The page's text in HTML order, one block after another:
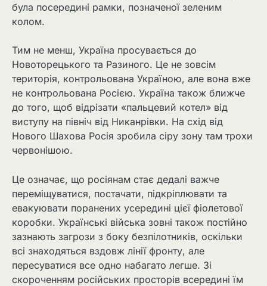
була посередині рамки, позначеної зеленим
колом.
Тим не менш, Україна просувається до
Новоторецького та Разиного. Це не зовсім
територія, контрольована Україною, але вона вже
не контрольована Росією. Україна також ближче
до того, щоб відрізати «пальцевий котел» від
виступу на північ від Никанрівки. На схід від
Нового Шахова Росія зробила сіру зону там трохи
червонішою.
Це означає, що росіянам стає дедалі важче
переміщуватися, постачати, підкріплювати та
евакуювати поранених усередині цієї фіолетової
коробки. Українські війська зовні також постійно
зазнають загрози з боку безпілотників, оскільки
всі знаходяться вздовж лінії фронту, але
пересуватися все одно набагато легше. Зі
скороченням російських просторів всередині їм